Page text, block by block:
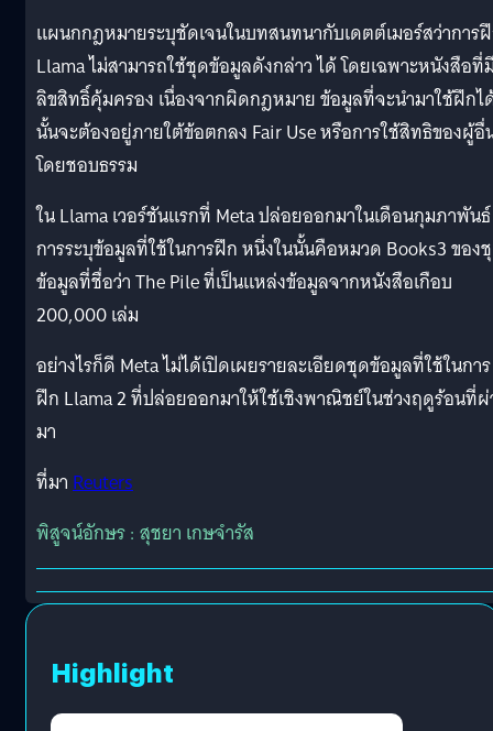
แผนกกฎหมายระบุชัดเจนในบทสนทนากับเดตต์เมอร์สว่าการ
Llama ไม่สามารถใช้ชุดข้อมูลดังกล่าว ได้ โดยเฉพาะหนังสือที่
ลิขสิทธิ์คุ้มครอง เนื่องจากผิดกฎหมาย ข้อมูลที่จะนำมาใช้ฝึกไ
นั้นจะต้องอยู่ภายใต้ข้อตกลง Fair Use หรือการใช้สิทธิของผู้อื่
โดยชอบธรรม
ใน Llama เวอร์ชันแรกที่ Meta ปล่อยออกมาในเดือนกุมภาพัน
การระบุข้อมูลที่ใช้ในการฝึก หนึ่งในนั้นคือหมวด Books3 ของ
ข้อมูลที่ชื่อว่า The Pile ที่เป็นแหล่งข้อมูลจากหนังสือเกือบ
200,000 เล่ม
อย่างไรก็ดี Meta ไม่ได้เปิดเผยรายละเอียดชุดข้อมูลที่ใช้ในการ
ฝึก Llama 2 ที่ปล่อยออกมาให้ใช้เชิงพาณิชย์ในช่วงฤดูร้อนที่
มา
ที่มาReuters
พิสูจน์อักษร : สุชยา เกษจำรัส
Highlight